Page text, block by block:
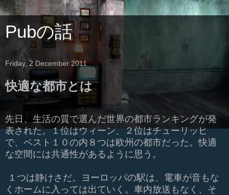
Pubの話
Friday, 2 December 2011
快適な都市とは
先日、生活の質で選んだ世界の都市ランキングが発
表された。１位はウィーン、２位はチューリッヒ
で、ベスト１０の内８つは欧州の都市だった。快適
な空間には共通性があるように思う。
１つは静けさだ。ヨーロッパの駅は、電車が音もな
くホームに入っては出ていく。車内放送もなく、そ